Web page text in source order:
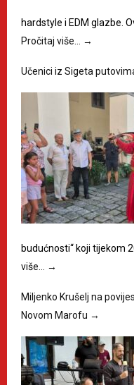
hardstyle i EDM glazbe.
Pročitaj više…
→
Učenici iz Sigeta
budućnosti“ koji tijekom
više…
→
Miljenko Krušelj na
Novom Marofu →